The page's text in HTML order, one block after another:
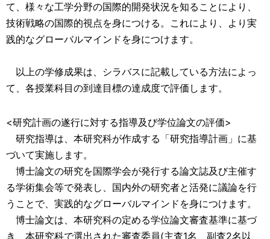
て、様々な工学分野の国際的開発状況を知ることにより、
技術戦略の国際的視点を身につける。これにより、より実
践的なグローバルマインドを身につけます。
以上の学修成果は、シラバスに記載している方法によっ
て、各授業科目の到達目標の達成度で評価します。
<研究計画の遂行に対する指導及び学位論文の評価>
研究指導は、本研究科が作成する「研究指導計画」に基
づいて実施します。
博士論文の研究を国際学会が発行する論文誌及び主催す
る学術集会等で発表し、国内外の研究者と活発に議論を行
うことで、実践的なグローバルマインドを身につけます。
博士論文は、本研究科の定める学位論文審査基準に基づ
き、本研究科で選出された審査委員(主査1名、副査2名以